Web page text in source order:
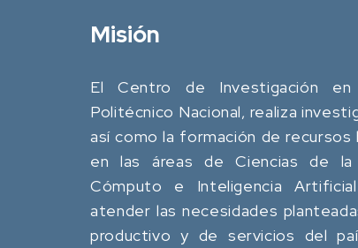
Misión
El Centro de Investigación
Politécnico Nacional, realiza
así como la formación de recursos
en las áreas de Ciencias de la
Cómputo e Inteligencia
atender las necesidades
productivo y de servicios del